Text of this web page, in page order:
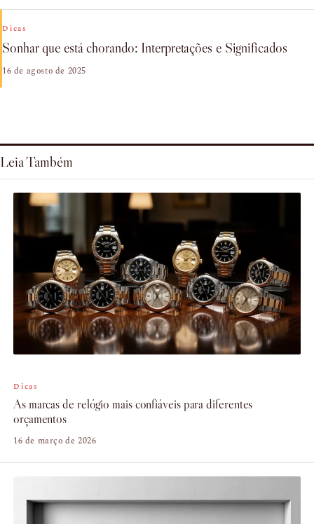
Dicas
Sonhar que está chorando: Interpretações e Significados
16 de agosto de 2025
Leia Também
Dicas
As marcas de relógio mais confiáveis para diferentes
orçamentos
16 de março de 2026